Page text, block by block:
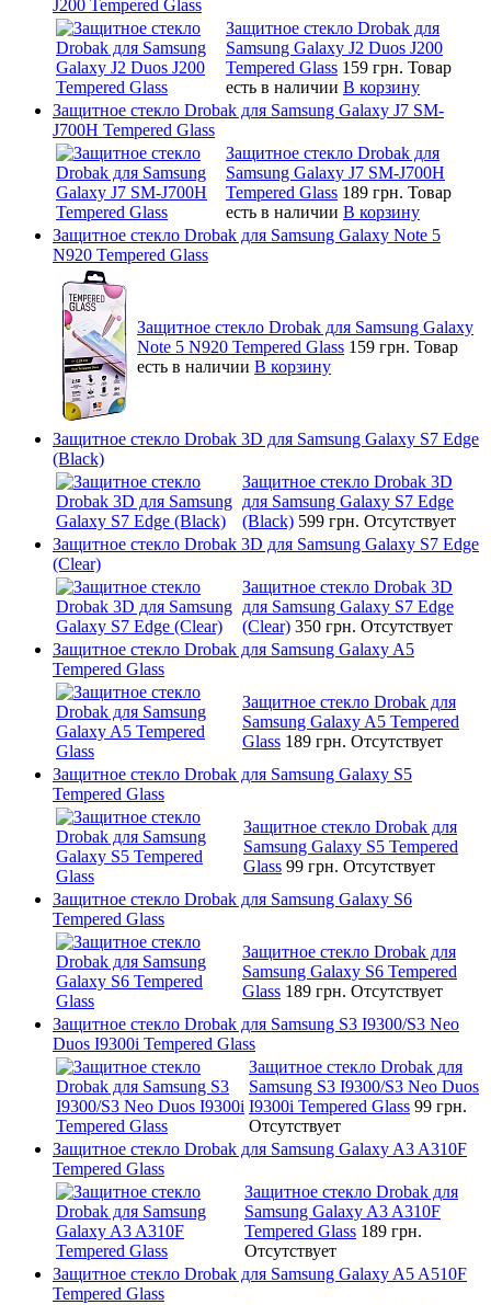
J200 Tempered Glass
Защитное стекло Drobak для
Samsung Galaxy J2 Duos J200
Tempered Glass 159 грн. Товар
есть в наличии В корзину
Защитное стекло Drobak для Samsung Galaxy J7 SM-
J700H Tempered Glass
Защитное стекло Drobak для
Samsung Galaxy J7 SM-J700H
Tempered Glass 189 грн. Товар
есть в наличии В корзину
Защитное стекло Drobak для Samsung Galaxy Note 5
N920 Tempered Glass
Защитное стекло Drobak для Samsung Galaxy
Note 5 N920 Tempered Glass 159 грн. Товар
есть в наличии В корзину
Защитное стекло Drobak 3D для Samsung Galaxy S7 Edge
(Black)
Защитное стекло Drobak 3D
для Samsung Galaxy S7 Edge
(Black) 599 грн. Отсутствует
Защитное стекло Drobak 3D для Samsung Galaxy S7 Edge
(Clear)
Защитное стекло Drobak 3D
для Samsung Galaxy S7 Edge
(Clear) 350 грн. Отсутствует
Защитное стекло Drobak для Samsung Galaxy A5
Tempered Glass
Защитное стекло Drobak для
Samsung Galaxy A5 Tempered
Glass 189 грн. Отсутствует
Защитное стекло Drobak для Samsung Galaxy S5
Tempered Glass
Защитное стекло Drobak для
Samsung Galaxy S5 Tempered
Glass 99 грн. Отсутствует
Защитное стекло Drobak для Samsung Galaxy S6
Tempered Glass
Защитное стекло Drobak для
Samsung Galaxy S6 Tempered
Glass 189 грн. Отсутствует
Защитное стекло Drobak для Samsung S3 I9300/S3 Neo
Duos I9300i Tempered Glass
Защитное стекло Drobak для
Samsung S3 I9300/S3 Neo Duos
I9300i Tempered Glass 99 грн.
Отсутствует
Защитное стекло Drobak для Samsung Galaxy A3 A310F
Tempered Glass
Защитное стекло Drobak для
Samsung Galaxy A3 A310F
Tempered Glass 189 грн.
Отсутствует
Защитное стекло Drobak для Samsung Galaxy A5 A510F
Tempered Glass